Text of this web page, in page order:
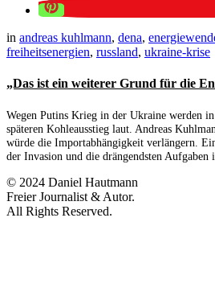
in andreas kuhlmann, dena,
freiheitsenergien, russland, ukraine-krise
„Das ist ein weiterer Grund für die
Wegen Putins Krieg in der Ukraine werden
späteren Kohleausstieg laut. Andreas
würde die Importabhängigkeit verlängern.
der Invasion und die drängendsten Aufgaben
© 2024 Daniel Hautmann
Freier Journalist & Autor.
All Rights Reserved.